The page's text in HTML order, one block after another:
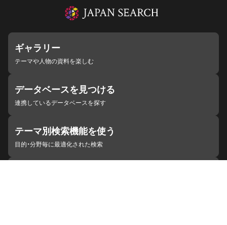
ギャラリー
テーマや人物の資料を楽しむ
データベースを見つける
連携しているデータベースを探す
テーマ別検索機能を使う
目的・分野毎に最適化された検索